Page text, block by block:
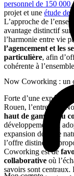
personnel de 150 000
projet et une étude de
L’approche de
avantage distinctif sur
l’harmonie entre vie
l’agencement et les
particulière, afin
cohérente à
Now Coworking : un
Forte d’une
Rouen, l’entreprise
haut de gamme du
développement en
expansion découle
l’offre distinctive
Coworking est de
collaborative où
savoirs sont centraux.